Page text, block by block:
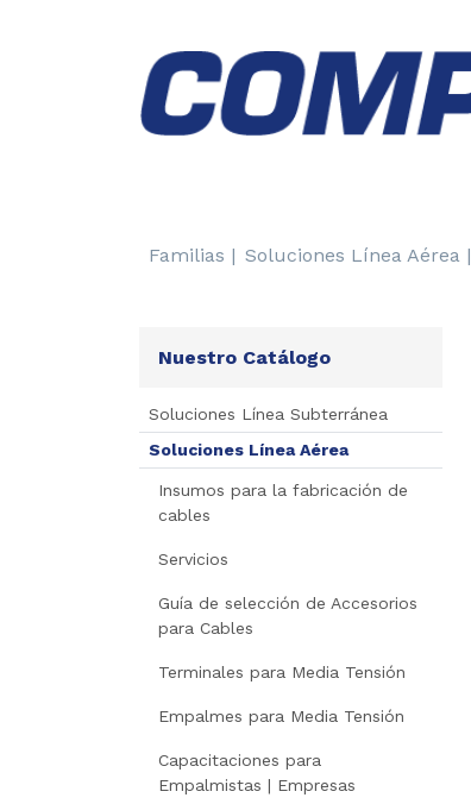
Familias | Soluciones Línea Aérea |
Nuestro Catálogo
Soluciones Línea Subterránea
Soluciones Línea Aérea
Insumos para la fabricación de
cables
Servicios
Guía de selección de Accesorios
para Cables
Terminales para Media Tensión
Empalmes para Media Tensión
Capacitaciones para
Empalmistas | Empresas